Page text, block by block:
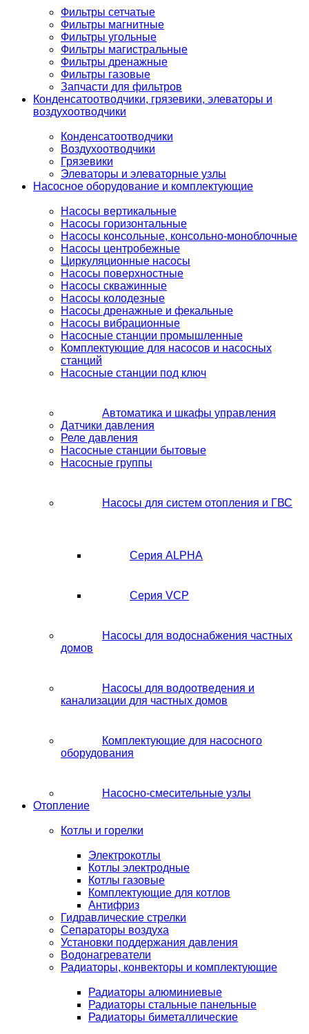
Фильтры сетчатые
Фильтры магнитные
Фильтры угольные
Фильтры магистральные
Фильтры дренажные
Фильтры газовые
Запчасти для фильтров
Конденсатоотводчики, грязевики, элеваторы и
воздухоотводчики
Конденсатоотводчики
Воздухоотводчики
Грязевики
Элеваторы и элеваторные узлы
Насосное оборудование и комплектующие
Насосы вертикальные
Насосы горизонтальные
Насосы консольные, консольно-моноблочные
Насосы центробежные
Циркуляционные насосы
Насосы поверхностные
Насосы скважинные
Насосы колодезные
Насосы дренажные и фекальные
Насосы вибрационные
Насосные станции промышленные
Комплектующие для насосов и насосных
станций
Насосные станции под ключ
Автоматика и шкафы управления
Датчики давления
Реле давления
Насосные станции бытовые
Насосные группы
Насосы для систем отопления и ГВС
Серия ALPHA
Серия VCP
Насосы для водоснабжения частных
домов
Насосы для водоотведения и
канализации для частных домов
Комплектующие для насосного
оборудования
Насосно-смесительные узлы
Отопление
Котлы и горелки
Электрокотлы
Котлы электродные
Котлы газовые
Комплектующие для котлов
Антифриз
Гидравлические стрелки
Сепараторы воздуха
Установки поддержания давления
Водонагреватели
Радиаторы, конвекторы и комплектующие
Радиаторы алюминиевые
Радиаторы стальные панельные
Радиаторы биметаллические